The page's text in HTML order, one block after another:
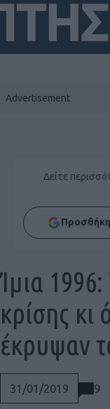
Δείτε
31/01/2019 9
Ίμια
κρίσης κι
έκρυψαν